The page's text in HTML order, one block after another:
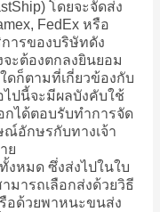
โดยจะจัดส่ง
FedEx หรือ
ารของบริษัทดัง
จะต้องตกลงยินยอม
ดก็ตามที่เกี่ยวข้องกับ
ไปนี้จะมีผลบังคับใช้
กได้ตอบรับทำการจัด
ณ์อักษรกับทางเจ้า
ย
หมด ซึ่งส่งไปในใบ
มารถเลือกส่งด้วยวิธี
อด้วยพาหนะขนส่ง